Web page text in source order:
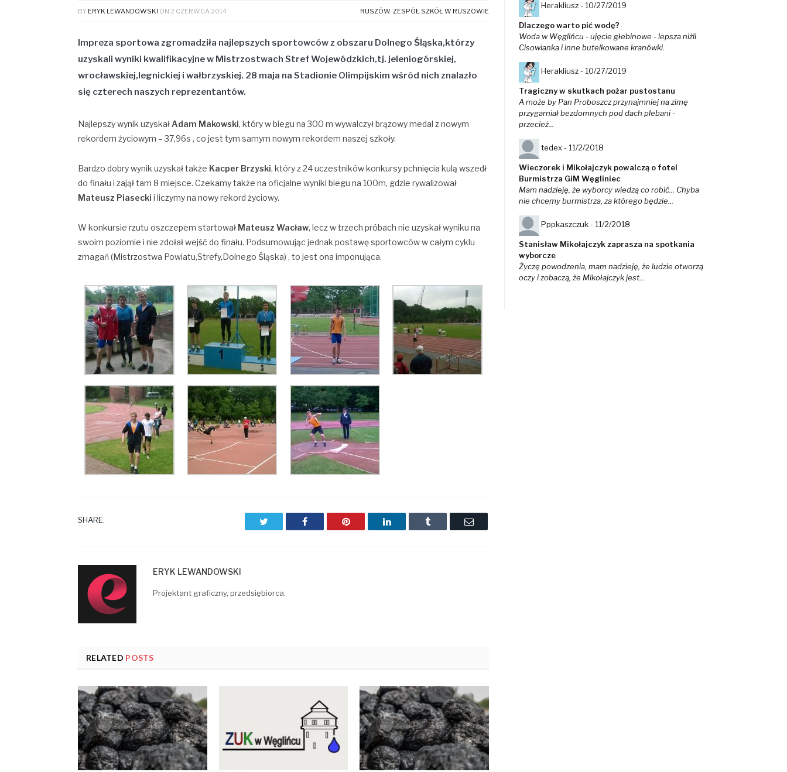
BY ERYK LEWANDOWSKI ON 2 CZERWCA 2014 RUSZÓW, ZESPÓŁ SZKÓŁ W RUSZOWIE
Impreza sportowa zgromadziła najlepszych sportowców z obszaru Dolnego Śląska,którzy
uzyskali wyniki kwalifikacyjne w Mistrzostwach Stref Wojewódzkich,tj. jeleniogórskiej,
wrocławskiej,legnickiej i wałbrzyskiej. 28 maja na Stadionie Olimpijskim wśród nich znalazło
się czterech naszych reprezentantów.
Najlepszy wynik uzyskał Adam Makowski, który w biegu na 300 m wywalczył brązowy medal z nowym
rekordem życiowym – 37,96s , co jest tym samym nowym rekordem naszej szkoły.
Bardzo dobry wynik uzyskał także Kacper Brzyski, który z 24 uczestników konkursy pchnięcia kulą wszedł
do finału i zajął tam 8 miejsce. Czekamy także na oficjalne wyniki biegu na 100m, gdzie rywalizował
Mateusz Piasecki i liczymy na nowy rekord życiowy.
W konkursie rzutu oszczepem startował Mateusz Wacław, lecz w trzech próbach nie uzyskał wyniku na
swoim poziomie i nie zdołał wejść do finału. Podsumowując jednak postawę sportowców w całym cyklu
zmagań (Mistrzostwa Powiatu,Strefy,Dolnego Śląska) , to jest ona imponująca.
SHARE. TwitterFacebookPinterestLinkedInTumblr Email
ERYK LEWANDOWSKI
Projektant graficzny, przedsiębiorca.
RELATED POSTS
Herakliusz - 10/27/2019
Dlaczego warto pić wodę?
Woda w Węglińcu - ujęcie głebinowe - lepsza niżli
Cisowianka i inne butelkowane kranówki.
Herakliusz - 10/27/2019
Tragiczny w skutkach pożar pustostanu
A może by Pan Proboszcz przynajmniej na zimę
przygarniał bezdomnych pod dach plebani -
przecież...
tedex - 11/2/2018
Wieczorek i Mikołajczyk powalczą o fotel
Burmistrza GiM Węgliniec
Mam nadzieję, że wyborcy wiedzą co robić... Chyba
nie chcemy burmistrza, za którego będzie...
Pppkaszczuk - 11/2/2018
Stanisław Mikołajczyk zaprasza na spotkania
wyborcze
Życzę powodzenia, mam nadzieję, że ludzie otworzą
oczy i zobaczą, że Mikołajczyk jest...